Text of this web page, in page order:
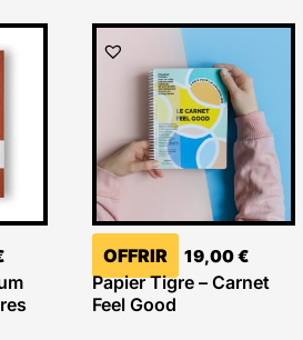
OFFRIR 19,00€
Papier Tigre – Carnet
Feel Good